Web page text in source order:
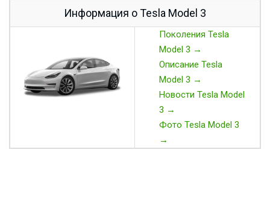
Информация о Tesla Model 3
Поколения Tesla
Model 3 →
Описание Tesla
Model 3 →
Новости Tesla Model
3 →
Фото Tesla Model 3
→